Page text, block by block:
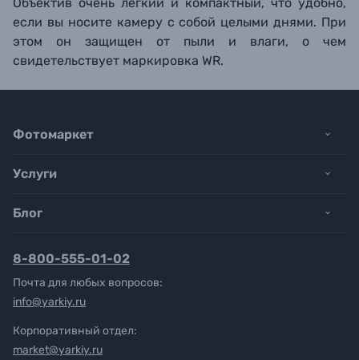
если вы носите камеру с собой целыми днями. При
этом он защищен от пыли и влаги, о чем
свидетельствует маркировка WR.
Фотомаркет
Услуги
Блог
8-800-555-01-02
Почта для любых вопросов:
info@yarkiy.ru
Корпоративный отдел:
market@yarkiy.ru